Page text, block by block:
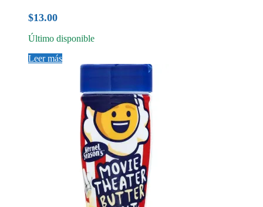
$13.00
Último disponible
Leer más